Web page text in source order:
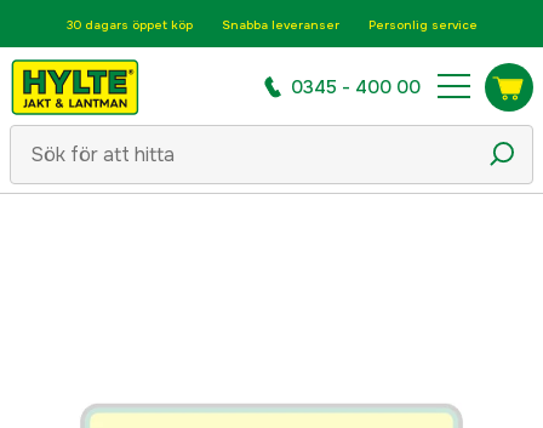
30 dagars öppet köp Snabba leveranser Personlig service
0345 - 400 00